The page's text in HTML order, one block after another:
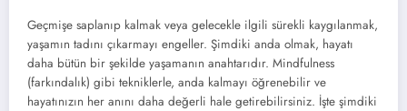
Geçmişe saplanıp kalmak veya gelecekle ilgili sürekli kaygılanmak,
yaşamın tadını çıkarmayı engeller. Şimdiki anda olmak, hayatı
daha bütün bir şekilde yaşamanın anahtarıdır. Mindfulness
(farkındalık) gibi tekniklerle, anda kalmayı öğrenebilir ve
hayatınızın her anını daha değerli hale getirebilirsiniz. İşte şimdiki